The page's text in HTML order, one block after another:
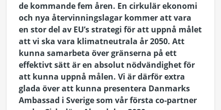
de kommande fem åren. En cirkulär ekonomi
och nya återvinningslagar kommer att vara
en stor del av EU’s strategi för att uppnå målet
att vi ska vara klimatneutrala år 2050. Att
kunna samarbeta över gränserna på ett
effektivt sätt är en absolut nödvändighet för
att kunna uppnå målen. Vi är därför extra
glada över att kunna presentera Danmarks
Ambassad i Sverige som vår första co-partner